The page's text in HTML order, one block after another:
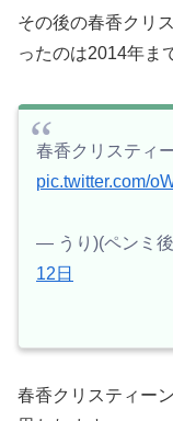
その後の春香クリ
ったのは2014年ま
春香クリスティ
pic.twitter.com/
— うり)(ペンミ
12日
春香クリスティー